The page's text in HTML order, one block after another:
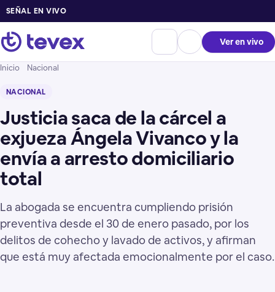
SEÑAL EN VIVO
Ver en vivo
Inicio Nacional
NACIONAL
Justicia saca de la cárcel a
exjueza Ángela Vivanco y la
envía a arresto domiciliario
total
La abogada se encuentra cumpliendo prisión
preventiva desde el 30 de enero pasado, por los
delitos de cohecho y lavado de activos, y afirman
que está muy afectada emocionalmente por el caso.